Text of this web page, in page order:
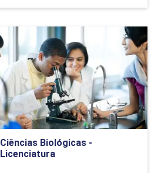
(TDIC) para a
O Uso
Jogos Digitais
O Uso de
Fundamental
Ciências Biológicas -
Licenciatura
Ciências Biológicas -
Licenciatura
Detalhes do curso
Ir para Inscrição